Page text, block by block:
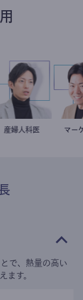
智哉
科医 徐台教
ジャーナリス
で、熱量の高い
ます。